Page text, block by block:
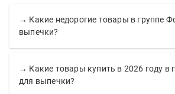
→ Какие недорогие товары в группе
выпечки?
→ Какие товары купить в 2026 году в
для выпечки?